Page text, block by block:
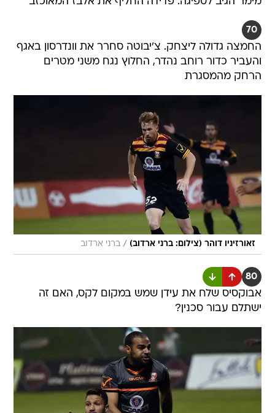
70
החמצה גדולה ליצחק. צ'יבוטה סחרר את וונדרסון באגף
והעביר כדור רוחב נהדר, החלוץ נגח משני מטרים
הרחק מהמסגרת
זאורזיניו דוהר (צילום: ברני ארדוב) / ברני ארדוב
80
אבוקסיס שלח את עידן שמש במקום לקס, האם זה
ישתלם עבור סכנין?